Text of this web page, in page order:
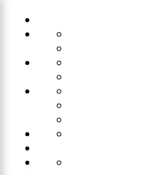
Saltar
Administración
Capacitación
Desarrollo
Gestión
Laborales
Selección